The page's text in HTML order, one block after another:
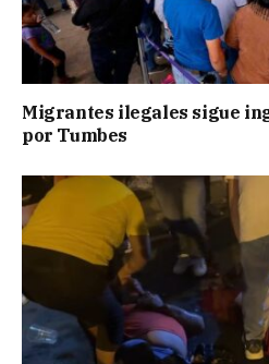
Migrantes ilegales sigue
por Tumbes